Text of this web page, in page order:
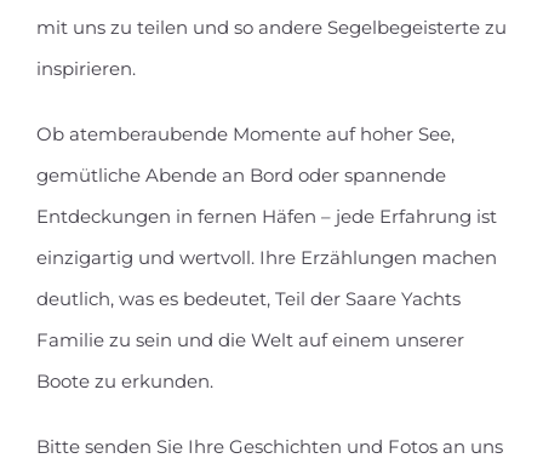
mit uns zu teilen und so andere Segelbegeisterte zu
inspirieren.
Ob atemberaubende Momente auf hoher See,
gemütliche Abende an Bord oder spannende
Entdeckungen in fernen Häfen – jede Erfahrung ist
einzigartig und wertvoll. Ihre Erzählungen machen
deutlich, was es bedeutet, Teil der Saare Yachts
Familie zu sein und die Welt auf einem unserer
Boote zu erkunden.
Bitte senden Sie Ihre Geschichten und Fotos an uns